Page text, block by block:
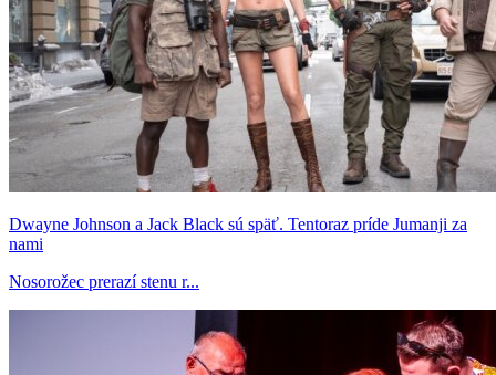
Dwayne Johnson a Jack Black sú späť. Tentoraz príde Jumanji za
nami
Nosorožec prerazí stenu r...